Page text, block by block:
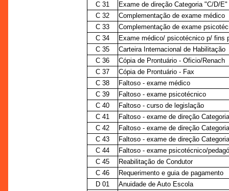
C 31
Exame de direção Categoria "C/D/E"
C 32
Complementação de exame médico
C 33
Complementação de exame
C 34
Exame médico/ psicotécnico p/ fins
C 35
Carteira Internacional de Habilitação
C 36
Cópia de Prontuário - Oficio/Renach
C 37
Cópia de Prontuário - Fax
C 38
Faltoso - exame médico
C 39
Faltoso - exame psicotécnico
C 40
Faltoso - curso de legislação
C 41
Faltoso - exame de direção
C 42
Faltoso - exame de direção
C 43
Faltoso - exame de direção
C 44
Faltoso - exame psicotécnico/
C 45
Reabilitação de Condutor
C 46
Requerimento e guia de pagamento
D 01
Anuidade de Auto Escola